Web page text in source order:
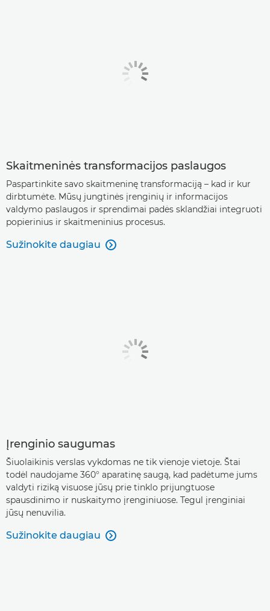
Skaitmeninės transformacijos paslaugos
Paspartinkite savo skaitmeninę transformaciją – kad ir kur
dirbtumėte. Mūsų jungtinės įrenginių ir informacijos
valdymo paslaugos ir sprendimai padės sklandžiai integruoti
popierinius ir skaitmeninius procesus.
Sužinokite daugiau 
Įrenginio saugumas
Šiuolaikinis verslas vykdomas ne tik vienoje vietoje. Štai
todėl naudojame 360° aparatinę saugą, kad padėtume jums
valdyti riziką visuose jūsų prie tinklo prijungtuose
spausdinimo ir nuskaitymo įrenginiuose. Tegul įrenginiai
jūsų nenuvilia.
Sužinokite daugiau 